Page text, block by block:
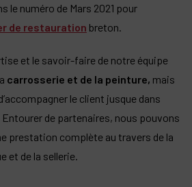
le numéro de Mars 2021 pour
de restauration breton.
et le savoir-faire de notre équipe
carrosserie et de la peinture, mais
le client jusque dans
Entourer de partenaires, nous pouvons
prestation complète au travers de la
et de la sellerie.